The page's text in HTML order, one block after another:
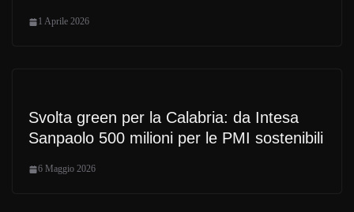
1 Aprile 2026
Svolta green per la Calabria: da Intesa
Sanpaolo 500 milioni per le PMI sostenibili
6 Maggio 2026